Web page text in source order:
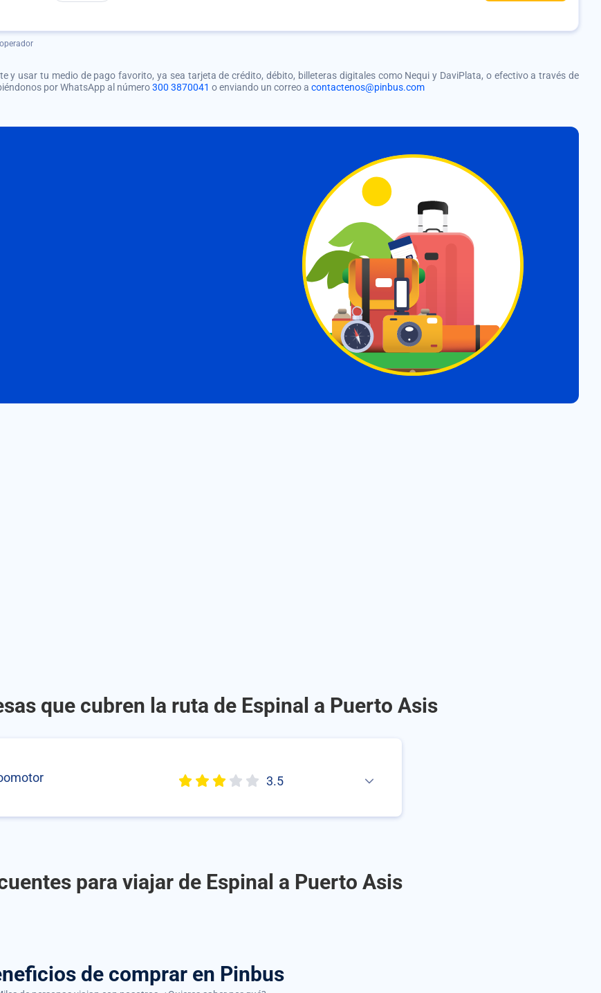
y usar tu medio de pago favorito, ya sea tarjeta de crédito, débito, billeteras digitales como Nequi y DaviPlata, o efectivo a través de
por WhatsApp al número300 3870041 o enviando un correo a contactenos@pinbus.com
que cubren la ruta de Espinal a Puerto Asis
3.5
para viajar de Espinal a Puerto Asis
de comprar en Pinbus